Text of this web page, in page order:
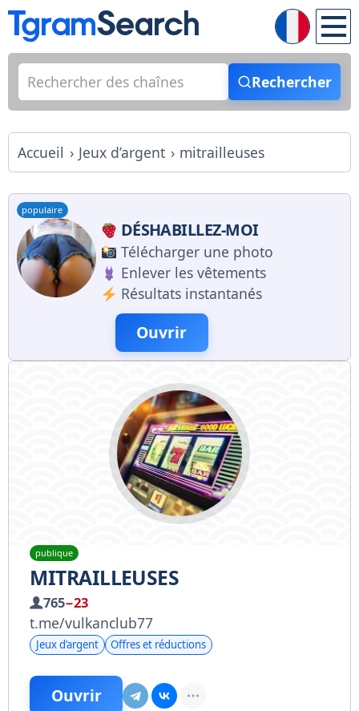
Rechercher
Accueil Jeux d’argent mitrailleuses
populaire
DÉSHABILLEZ-MOI
Télécharger une photo
Enlever les vêtements
Résultats instantanés
Ouvrir
publique
MITRAILLEUSES
765−23
t.me/vulkanclub77
Jeux d’argent Offres et réductions
Ouvrir